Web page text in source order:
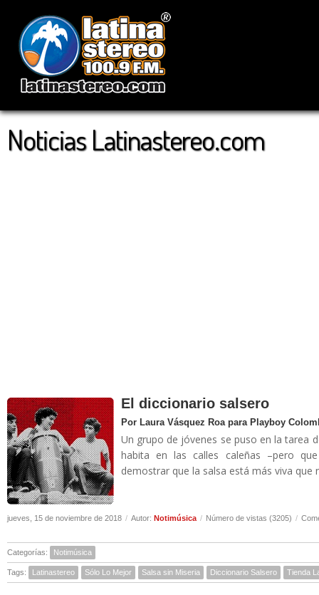
Noticias Latinastereo.com
El diccionario salsero
Por Laura Vásquez Roa para Playboy
Un grupo de jóvenes se puso en la tarea
habita en las calles caleñas –pero
demostrar que la salsa está más viva que
jueves, 15 de noviembre de 2018 / Autor: Notimúsica / Número de vistas (3205) /
Categorías: Notimúsica
Tags: Latinastereo Sólo Lo Mejor Salsa sin Miseria Diccionario Salsero Tienda